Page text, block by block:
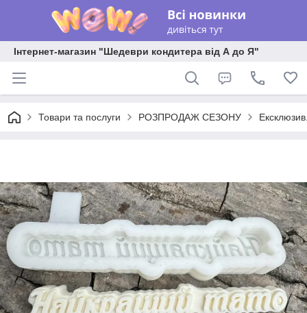
Інтернет-магазин "Шедеври кондитера від А до Я"
Товари та послуги РОЗПРОДАЖ СЕЗОНУ